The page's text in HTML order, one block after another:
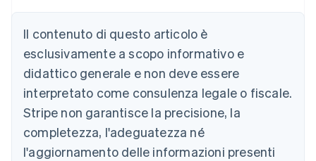
Il contenuto di questo articolo è
esclusivamente a scopo informativo e
didattico generale e non deve essere
interpretato come consulenza legale o fiscale.
Stripe non garantisce la precisione, la
completezza, l'adeguatezza né
l'aggiornamento delle informazioni presenti